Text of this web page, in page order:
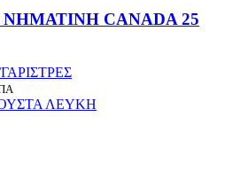
CANADA 25